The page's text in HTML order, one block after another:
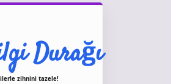
Durağı
zihnini tazele!